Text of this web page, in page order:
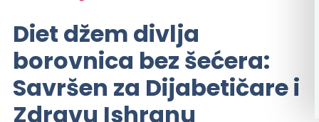
Diet džem divlja
borovnica bez šećera:
Savršen za Dijabetičare i
Zdravu Ishranu